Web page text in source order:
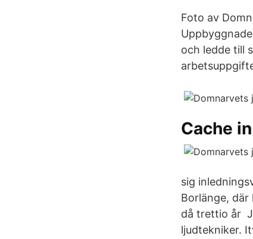
Foto av
och ledde till
Cache
sig
Borlänge,
då trettio år
ljudtekniker.